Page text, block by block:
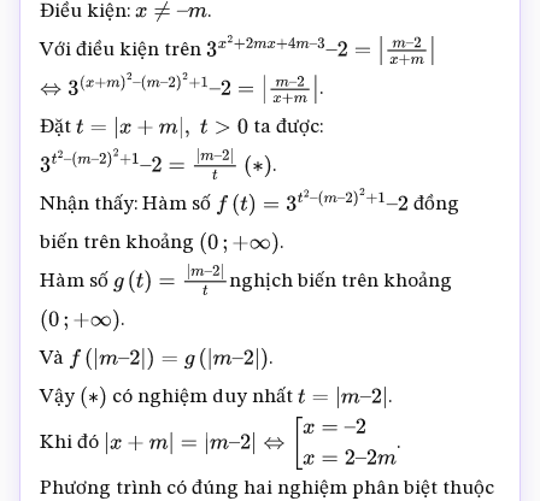
Điều kiện: x≠ –
.
Với điều kiện trên 3x –3 = |m–
x+m
⇔ 3(x +1 –2 = |m–
2x+ m
.
Đặt t +m t>0 ta được:
3 +1 m
2 |t
(∗) .
Nhận thấy: Hàm số f( t)= 3t2 –( 2 đồng
biến trên khoảng (0; + ∞ )
.
Hàm số g (t)= 2| nghịch biến trên khoảng
(0; + ∞ )
.
Và f( |m–2 |)= m –2|)
.
Vậy (∗) có nghiệm duy nhấtt m–2 .
Khi đó |x+ m|= m –2|⇔[x =– x= 2– 2m .
Phương trình có đúng hai nghiệm phân biệt thuộc